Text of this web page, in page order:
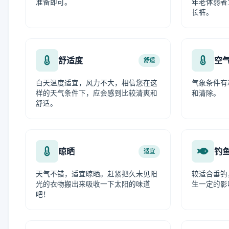
准备即可。
年老体弱
长裤。
舒适度 舒适
白天温度适宜，风力不大，相信您在这
样的天气条件下，应会感到比较清爽和
舒适。
空
气象条件
和清除。
晾晒 适宜
天气不错，适宜晾晒。赶紧把久未见阳
光的衣物搬出来吸收一下太阳的味道
吧！
钓
较适合垂
生一定的影